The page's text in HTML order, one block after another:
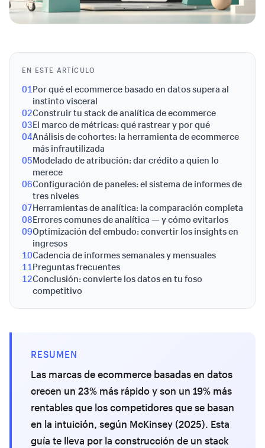
EN ESTE ARTÍCULO
01Por qué el ecommerce basado en datos supera al
instinto visceral
02Construir tu stack de analítica de ecommerce
03El marco de métricas: qué rastrear y por qué
04Análisis de cohortes: la herramienta de ecommerce
más infrautilizada
05Modelado de atribución: dar crédito a quien lo
merece
06Configuración de paneles: el sistema de informes de
tres niveles
07Herramientas de analítica: la comparación completa
08Errores comunes de analítica — y cómo evitarlos
09Optimización del embudo: convertir los insights en
ingresos
10Cadencia de informes semanales y mensuales
11Preguntas frecuentes
12Conclusión: convierte los datos en tu foso
competitivo
RESUMEN
Las marcas de ecommerce basadas en datos
crecen un 23% más rápido y son un 19% más
rentables que los competidores que se basan
en la intuición, según McKinsey (2025). Esta
guía te lleva por la construcción de un stack